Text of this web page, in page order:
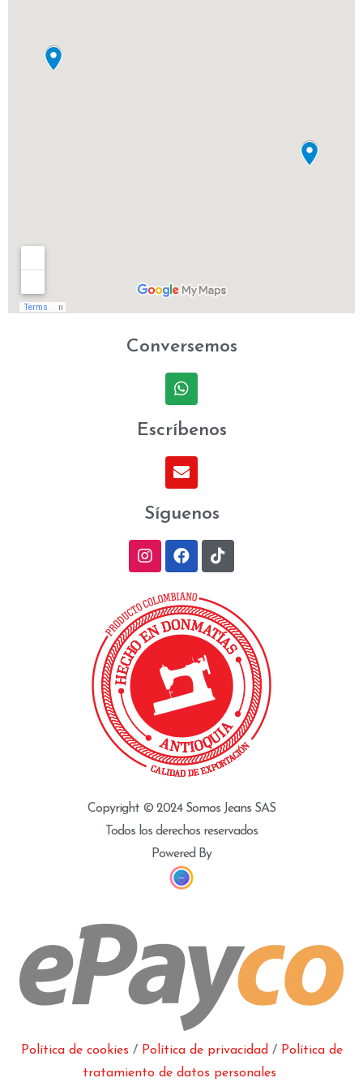
Conversemos
Escríbenos
Síguenos
Copyright © 2024 Somos Jeans SAS
Todos los derechos reservados
Powered By
Política de cookies / Política de privacidad / Política de
tratamiento de datos personales